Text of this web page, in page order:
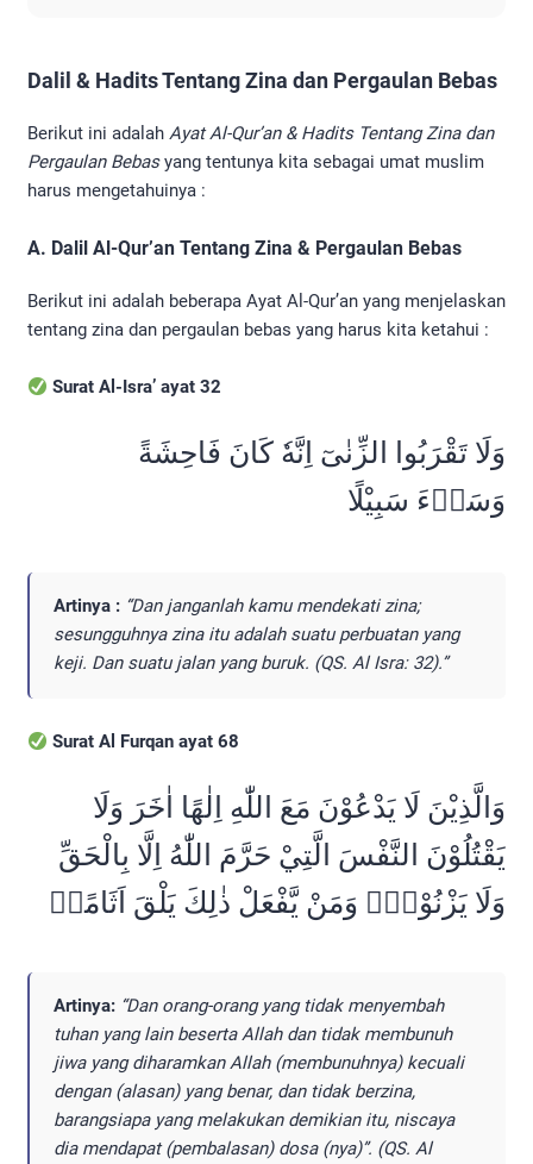
Dalil & Hadits Tentang Zina dan Pergaulan Bebas
Berikut ini adalah Ayat Al-Qur’an & Hadits Tentang Zina dan
Pergaulan Bebasyang tentunya kita sebagai umat muslim
harus mengetahuinya :
A. Dalil Al-Qur’an Tentang Zina & Pergaulan Bebas
Berikut ini adalah beberapa Ayat Al-Qur’an yang menjelaskan
tentang zina dan pergaulan bebas yang harus kita ketahui :
Surat Al-Isra’ ayat 32
وَلَا تَقْرَبُوا الزِّنٰىٓ اِنَّهٗ كَانَ فَاحِشَةً
ۗوَسَاۤءَ سَبِيْلًا
Artinya : “Dan janganlah kamu mendekati zina;
sesungguhnya zina itu adalah suatu perbuatan yang
keji. Dan suatu jalan yang buruk. (QS. Al Isra: 32).”
Surat Al Furqan ayat 68
وَالَّذِيْنَ لَا يَدْعُوْنَ مَعَ اللّٰهِ اِلٰهًا اٰخَرَ وَلَا
يَقْتُلُوْنَ النَّفْسَ الَّتِيْ حَرَّمَ اللّٰهُ اِلَّا بِالْحَقِّ
وَلَا يَزْنُوْنَۚ وَمَنْ يَّفْعَلْ ذٰلِكَ يَلْقَ اَثَامًاۙ
Artinya: “Dan orang-orang yang tidak menyembah
tuhan yang lain beserta Allah dan tidak membunuh
jiwa yang diharamkan Allah (membunuhnya) kecuali
dengan (alasan) yang benar, dan tidak berzina,
barangsiapa yang melakukan demikian itu, niscaya
dia mendapat (pembalasan) dosa (nya)”. (QS. Al